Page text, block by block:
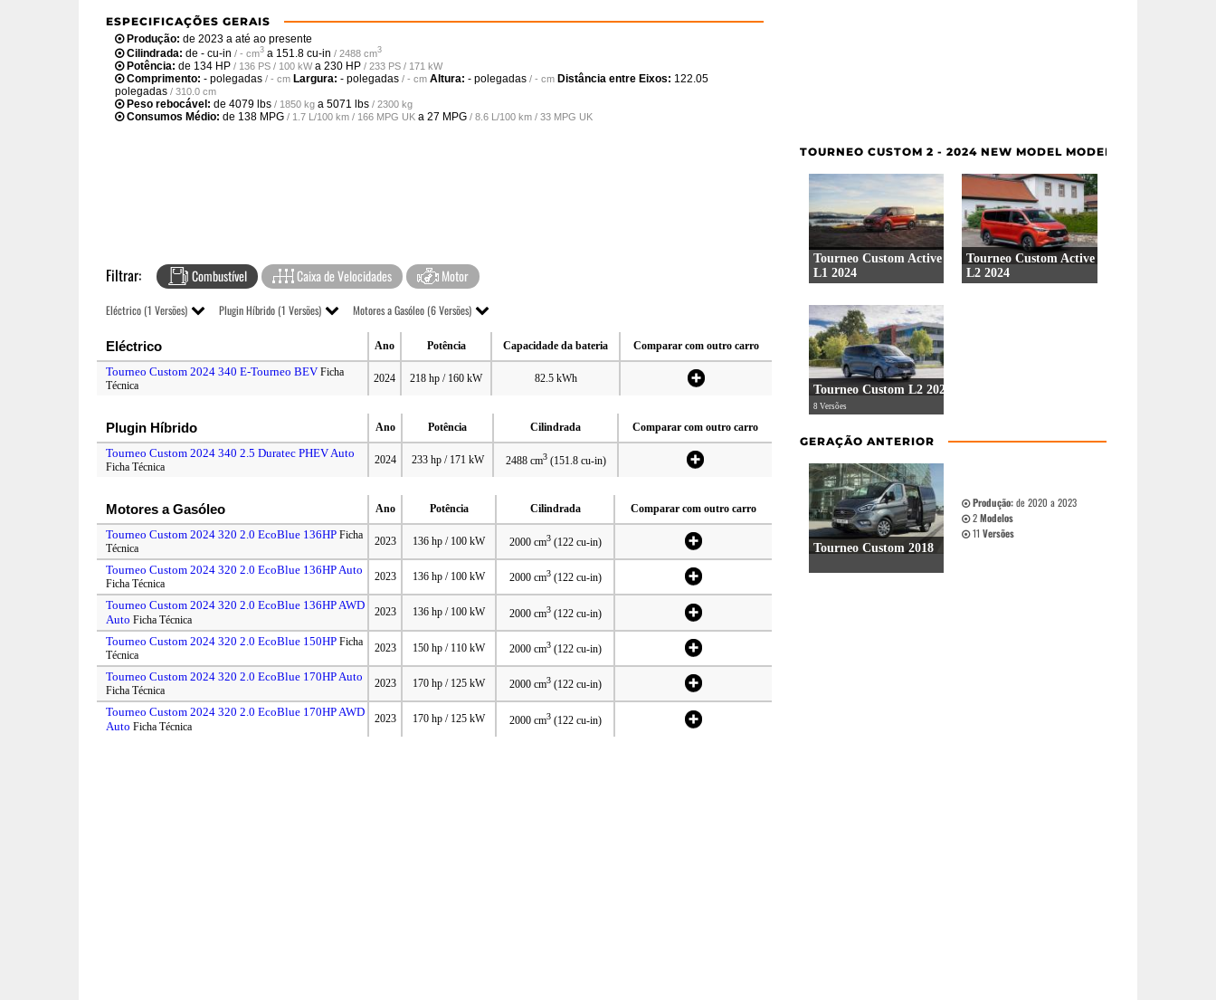
ESPECIFICAÇÕES GERAIS
Produção: de 2023 a até ao presente
Cilindrada: de - cu-in / - cm3 a 151.8 cu-in / 2488 cm3
Potência: de 134 HP / 136 PS / 100 kWa 230 HP / 233 PS / 171 kW
Comprimento: - polegadas / - cm Largura: - polegadas / - cm Altura: - polegadas / - cm Distância entre Eixos: 122.05
polegadas / 310.0 cm
Peso rebocável: de 4079 lbs / 1850 kg a 5071 lbs / 2300 kg
Consumos Médio: de 138 MPG / 1.7 L/100 km / 166 MPG UK a 27 MPG / 8.6 L/100 km / 33 MPG UK
Filtrar: Combustível Caixa de Velocidades Motor
Eléctrico (1 Versões) Plugin Híbrido (1 Versões) Motores a Gasóleo (6 Versões)
Eléctrico Ano Potência Capacidade da bateria Comparar com outro carro
Tourneo Custom 2024 340 E-Tourneo BEV Ficha
Técnica
2024 218 hp / 160 kW 82.5 kWh
Plugin Híbrido Ano Potência Cilindrada Comparar com outro carro
Tourneo Custom 2024 340 2.5 Duratec PHEV Auto
Ficha Técnica
2024 233 hp / 171 kW 2488 cm3(151.8 cu-in)
Motores a Gasóleo Ano Potência Cilindrada Comparar com outro carro
Tourneo Custom 2024 320 2.0 EcoBlue 136HP Ficha
Técnica
2023 136 hp / 100 kW 2000 cm3(122 cu-in)
Tourneo Custom 2024 320 2.0 EcoBlue 136HP Auto
Ficha Técnica
2023 136 hp / 100 kW 2000 cm3(122 cu-in)
Tourneo Custom 2024 320 2.0 EcoBlue 136HP AWD
Auto Ficha Técnica
2023 136 hp / 100 kW 2000 cm3(122 cu-in)
Tourneo Custom 2024 320 2.0 EcoBlue 150HP Ficha
Técnica
2023 150 hp / 110 kW 2000 cm3(122 cu-in)
Tourneo Custom 2024 320 2.0 EcoBlue 170HP Auto
Ficha Técnica
2023 170 hp / 125 kW 2000 cm3(122 cu-in)
Tourneo Custom 2024 320 2.0 EcoBlue 170HP AWD
Auto Ficha Técnica
2023 170 hp / 125 kW 2000 cm3(122 cu-in)
TOURNEO CUSTOM 2 - 2024 NEW MODEL MODELOS
Tourneo Custom Active
L1 2024
Tourneo Custom Active
L2 2024
Tourneo Custom L2 2024
8 Versões
GERAÇÃO ANTERIOR
Tourneo Custom 2018
Produção:de 2020 a 2023
2Modelos
11Versões